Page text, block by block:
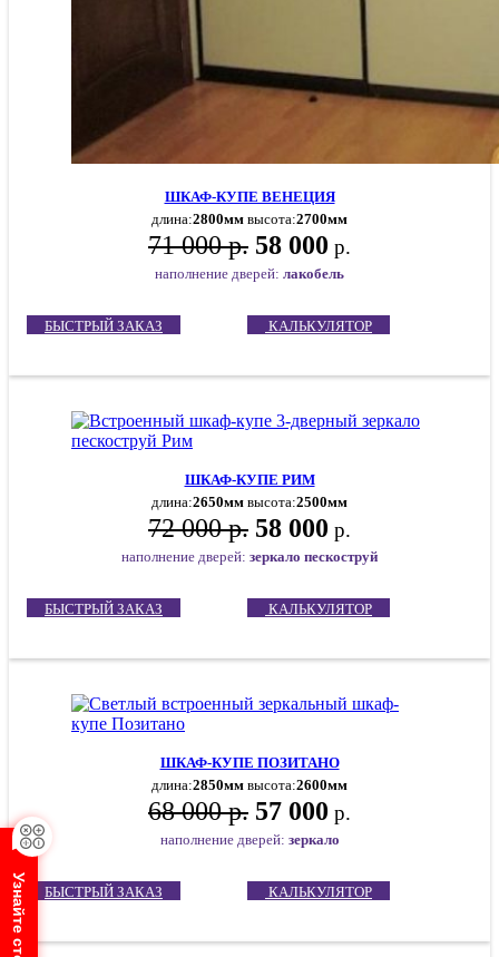
ШКАФ-КУПЕ ВЕНЕЦИЯ
длина:2800мм высота:2700мм
71 000 р. 58 000 р.
наполнение дверей: лакобель
БЫСТРЫЙ ЗАКАЗ КАЛЬКУЛЯТОР
ШКАФ-КУПЕ РИМ
длина:2650мм высота:2500мм
72 000 р. 58 000 р.
наполнение дверей: зеркало пескоструй
БЫСТРЫЙ ЗАКАЗ КАЛЬКУЛЯТОР
ШКАФ-КУПЕ ПОЗИТАНО
длина:2850мм высота:2600мм
68 000 р. 57 000 р.
наполнение дверей: зеркало
БЫСТРЫЙ ЗАКАЗ КАЛЬКУЛЯТОР